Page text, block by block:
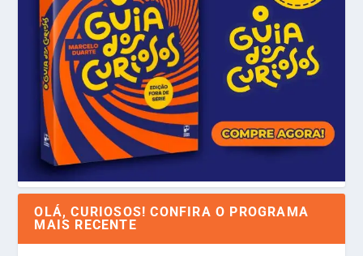
OLÁ, CURIOSOS! CONFIRA O PROGRAMA
MAIS RECENTE